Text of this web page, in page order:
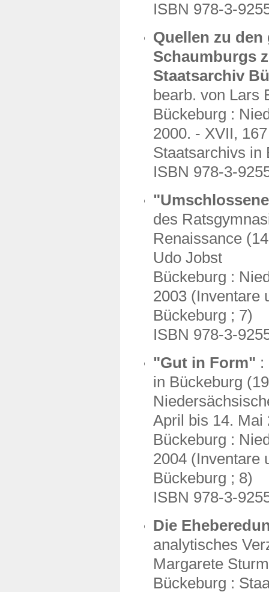
ISBN 978-3-
Quellen zu
Schaumburgs
Staatsarchiv
bearb. von Lars
Bückeburg :
2000. - XVII,
Staatsarchivs in
ISBN 978-3-
des
Renaissance
Udo Jobst
Bückeburg :
2003 (Inventare
Bückeburg ; 7)
ISBN 978-3-
"Gut in Form" :
in Bückeburg
April bis 14. Mai
Bückeburg :
2004 (Inventare
Bückeburg ; 8)
ISBN 978-3-
Die
analytisches
Margarete
Bückeburg :